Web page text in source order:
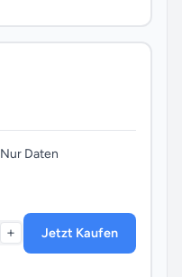
Nur Daten
+ Jetzt Kaufen